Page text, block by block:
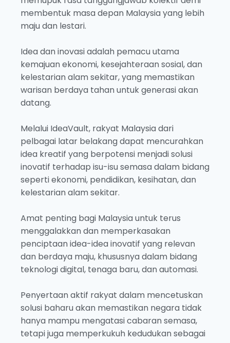
membentuk masa depan Malaysia yang lebih
maju dan lestari.
Idea dan inovasi adalah pemacu utama
kemajuan ekonomi, kesejahteraan sosial, dan
kelestarian alam sekitar, yang memastikan
warisan berdaya tahan untuk generasi akan
datang.
Melalui IdeaVault, rakyat Malaysia dari
pelbagai latar belakang dapat mencurahkan
idea kreatif yang berpotensi menjadi solusi
inovatif terhadap isu-isu semasa dalam bidang
seperti ekonomi, pendidikan, kesihatan, dan
kelestarian alam sekitar.
Amat penting bagi Malaysia untuk terus
menggalakkan dan memperkasakan
penciptaan idea-idea inovatif yang relevan
dan berdaya maju, khususnya dalam bidang
teknologi digital, tenaga baru, dan automasi.
Penyertaan aktif rakyat dalam mencetuskan
solusi baharu akan memastikan negara tidak
hanya mampu mengatasi cabaran semasa,
tetapi juga memperkukuh kedudukan sebagai